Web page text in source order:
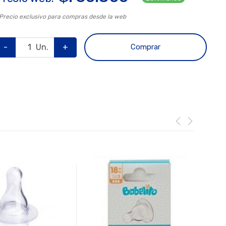
exclusivo para compras desde la web
- Un. + Comprar